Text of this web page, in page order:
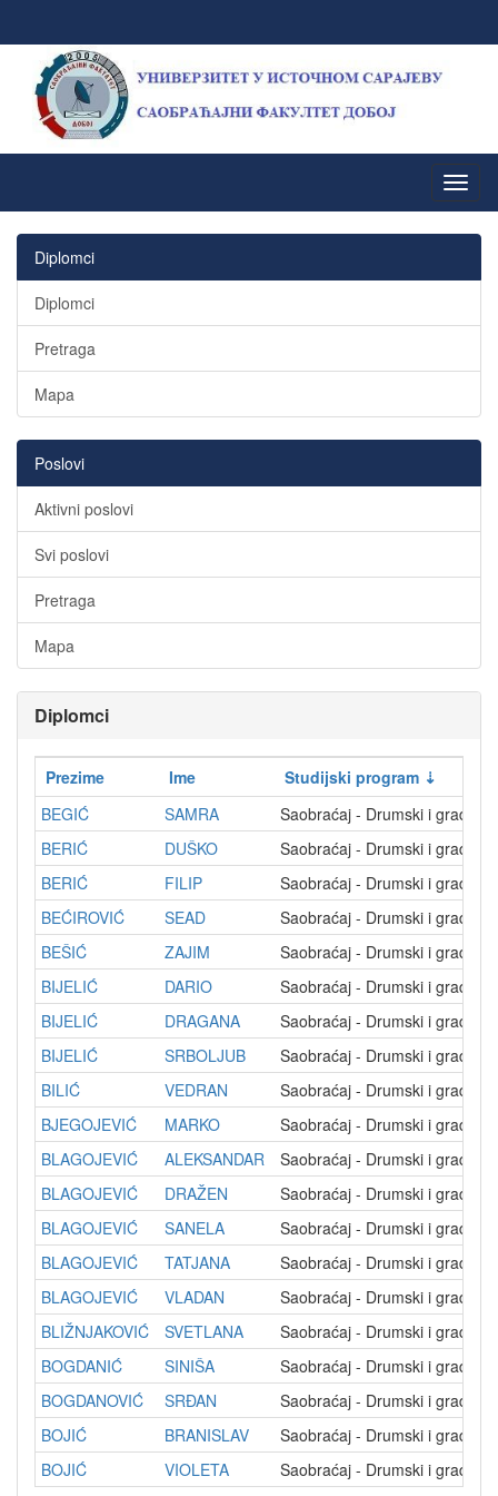
Diplomci
Diplomci
Pretraga
Mapa
Poslovi
Aktivni poslovi
Svi poslovi
Pretraga
Mapa
Diplomci
Prezime Ime
Studijski program
BEGIĆ
SAMRA
Saobraćaj - Drumski i gradski
BERIĆ
DUŠKO
Saobraćaj - Drumski i gradski
BERIĆ
FILIP
Saobraćaj - Drumski i gradski
BEĆIROVIĆ
SEAD
Saobraćaj - Drumski i gradski
BEŠIĆ
ZAJIM
Saobraćaj - Drumski i gradski
BIJELIĆ
DARIO
Saobraćaj - Drumski i gradski
BIJELIĆ
DRAGANA
Saobraćaj - Drumski i gradski
BIJELIĆ
SRBOLJUB
Saobraćaj - Drumski i gradski
BILIĆ
VEDRAN
Saobraćaj - Drumski i gradski
BJEGOJEVIĆ
MARKO
Saobraćaj - Drumski i gradski
BLAGOJEVIĆ
ALEKSANDAR
Saobraćaj - Drumski i gradski
BLAGOJEVIĆ
DRAŽEN
Saobraćaj - Drumski i gradski
BLAGOJEVIĆ
SANELA
Saobraćaj - Drumski i gradski
BLAGOJEVIĆ
TATJANA
Saobraćaj - Drumski i gradski
BLAGOJEVIĆ
VLADAN
Saobraćaj - Drumski i gradski
BLIŽNJAKOVIĆ
SVETLANA
Saobraćaj - Drumski i gradski
BOGDANIĆ
SINIŠA
Saobraćaj - Drumski i gradski
BOGDANOVIĆ
SRĐAN
Saobraćaj - Drumski i gradski
BOJIĆ
BRANISLAV
Saobraćaj - Drumski i gradski
BOJIĆ
VIOLETA Saobraćaj - Drumski i gradski